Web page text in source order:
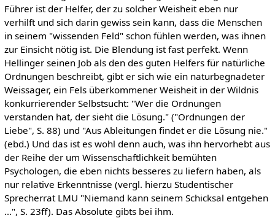
Führer ist der Helfer, der zu solcher Weisheit eben nur
verhilft und sich darin gewiss sein kann, dass die Menschen
in seinem "wissenden Feld" schon fühlen werden, was ihnen
zur Einsicht nötig ist. Die Blendung ist fast perfekt. Wenn
Hellinger seinen Job als den des guten Helfers für natürliche
Ordnungen beschreibt, gibt er sich wie ein naturbegnadeter
Weissager, ein Fels überkommener Weisheit in der Wildnis
konkurrierender Selbstsucht: "Wer die Ordnungen
verstanden hat, der sieht die Lösung." ("Ordnungen der
Liebe", S. 88) und "Aus Ableitungen findet er die Lösung nie."
(ebd.) Und das ist es wohl denn auch, was ihn hervorhebt aus
der Reihe der um Wissenschaftlichkeit bemühten
Psychologen, die eben nichts besseres zu liefern haben, als
nur relative Erkenntnisse (vergl. hierzu Studentischer
Sprecherrat LMU "Niemand kann seinem Schicksal entgehen
...", S. 23ff). Das Absolute gibts bei ihm.